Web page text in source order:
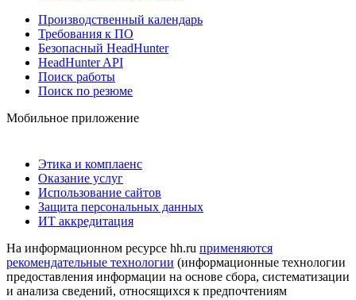
Производственный календарь
Требования к ПО
Безопасный HeadHunter
HeadHunter API
Поиск работы
Поиск по резюме
Мобильное приложение
Этика и комплаенс
Оказание услуг
Использование сайтов
Защита персональных данных
ИТ аккредитация
На информационном ресурсе hh.ru применяются
рекомендательные технологии (информационные технологии
предоставления информации на основе сбора, систематизации
и анализа сведений, относящихся к предпочтениям